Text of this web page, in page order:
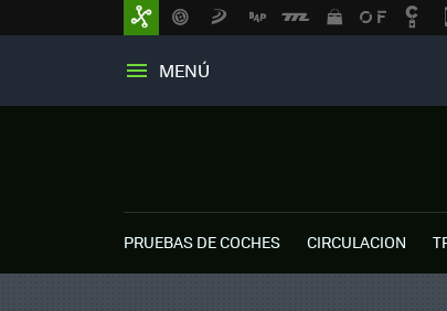
MENÚ
PRUEBAS DE COCHES CIRCULACION